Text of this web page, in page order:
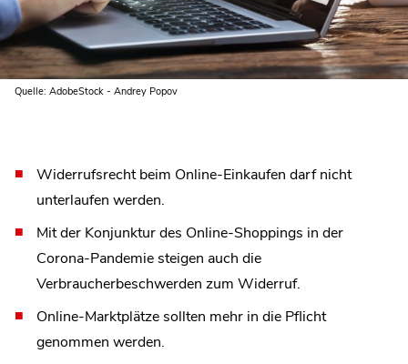
Quelle: AdobeStock - Andrey Popov
Widerrufsrecht beim Online-Einkaufen darf nicht
unterlaufen werden.
Mit der Konjunktur des Online-Shoppings in der
Corona-Pandemie steigen auch die
Verbraucherbeschwerden zum Widerruf.
Online-Marktplätze sollten mehr in die Pflicht
genommen werden.